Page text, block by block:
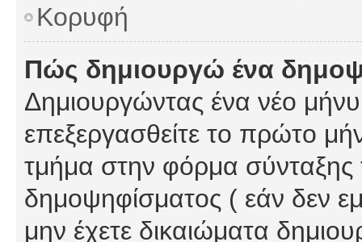
Κορυφή
Πώς δημιουργώ ένα
Δημιουργώντας ένα νέο
επεξεργασθείτε το πρώτο
τμήμα στην φόρμα σύνταξης
δημοψηφίσματος ( εάν δεν
μην έχετε δικαιώματα